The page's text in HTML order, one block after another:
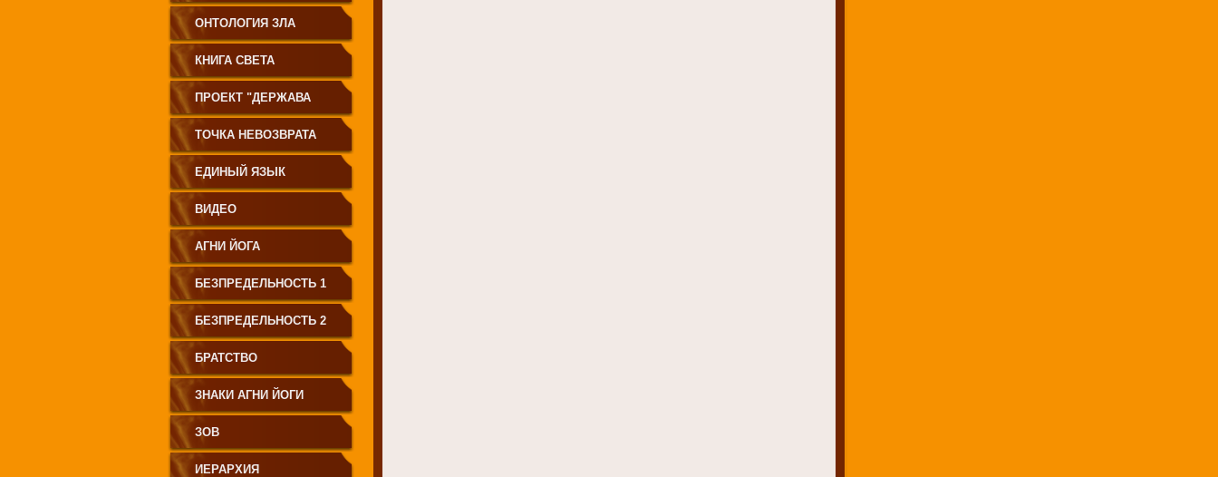
ПОЛЕЙ
ОНТОЛОГИЯ ЗЛА
КНИГА СВЕТА
ПРОЕКТ "ДЕРЖАВА
СВЕТА"
ТОЧКА НЕВОЗВРАТА
ЕДИНЫЙ ЯЗЫК
ЧЕЛОВЕЧЕСТВА
ВИДЕО
АГНИ ЙОГА
БЕЗПРЕДЕЛЬНОСТЬ 1
БЕЗПРЕДЕЛЬНОСТЬ 2
БРАТСТВО
ЗНАКИ АГНИ ЙОГИ
ЗОВ
ИЕРАРХИЯ